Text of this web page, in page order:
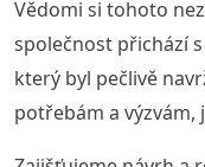
Vědomi si tohoto
společnost přichází
který byl pečlivě
potřebám a výzvám,